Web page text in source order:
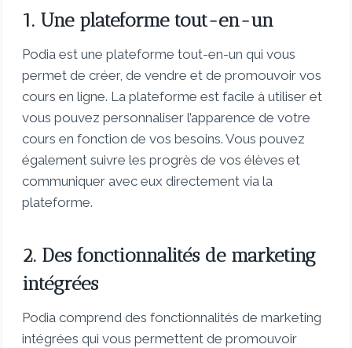
1. Une plateforme tout-en-un
Podia est une plateforme tout-en-un qui vous
permet de créer, de vendre et de promouvoir vos
cours en ligne. La plateforme est facile à utiliser et
vous pouvez personnaliser l’apparence de votre
cours en fonction de vos besoins. Vous pouvez
également suivre les progrès de vos élèves et
communiquer avec eux directement via la
plateforme.
2. Des fonctionnalités de marketing
intégrées
Podia comprend des fonctionnalités de marketing
intégrées qui vous permettent de promouvoir